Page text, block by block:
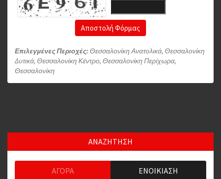
Αποστολή Φόρμας
Επιλεγμένες Περιοχές:Θεσσαλονίκη Ανατολικά, Θεσσαλονίκη
Δυτικά, Θεσσαλονίκη Κέντρο, Θεσσαλονίκη Περίχωρα,
Θεσσαλονίκη
ΑΝΑΖΗΤΗΣΗ
ΑΓΟΡΆ ΕΝΟΙΚΊΑΣΗ